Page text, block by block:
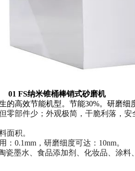
01 FS纳米锥桶棒销式砂磨机
的高效节能机型。节能30%。研磨细
零部件少；外观极简，干脆利落，
面积。
0.1mm，研磨细度可达：10nm。
瓷墨水、食品添加剂、化妆品、涂料